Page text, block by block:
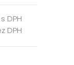
s DPH
DPH